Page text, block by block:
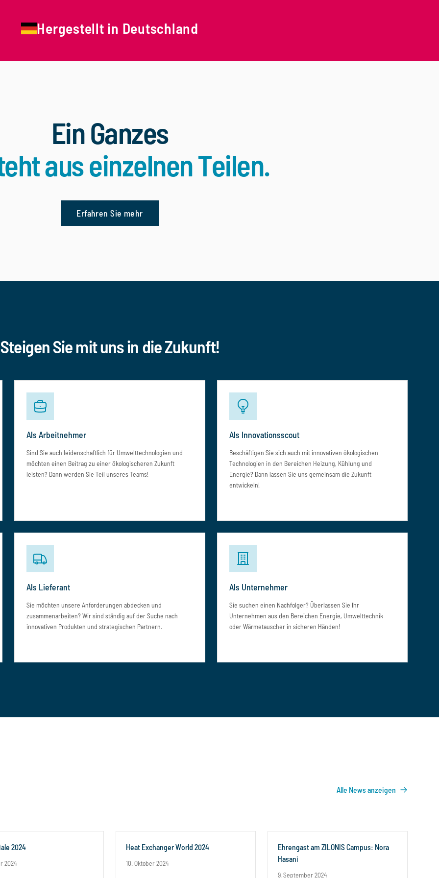
Hergestellt in Deutschland
Ein Ganzes
aus einzelnen Teilen.
Erfahren Sie mehr
Steigen Sie mit uns in die Zukunft!
Als Arbeitnehmer
Sind Sie auch leidenschaftlich für Umwelttechnologien und
möchten einen Beitrag zu einer ökologischeren Zukunft
leisten? Dann werden Sie Teil unseres Teams!
Als Innovationsscout
Beschäftigen Sie sich auch mit innovativen ökologischen
Technologien in den Bereichen Heizung, Kühlung und
Energie? Dann lassen Sie uns gemeinsam die Zukunft
entwickeln!
Als Lieferant
Sie möchten unsere Anforderungen abdecken und
zusammenarbeiten? Wir sind ständig auf der Suche nach
innovativen Produkten und strategischen Partnern.
Als Unternehmer
Sie suchen einen Nachfolger? Überlassen Sie Ihr
Unternehmen aus den Bereichen Energie, Umwelttechnik
oder Wärmetauscher in sicheren Händen!
Alle News anzeigen
2024
2024
Heat Exchanger World 2024
10. Oktober 2024
Ehrengast am ZILONIS Campus: Nora
Hasani
9. September 2024